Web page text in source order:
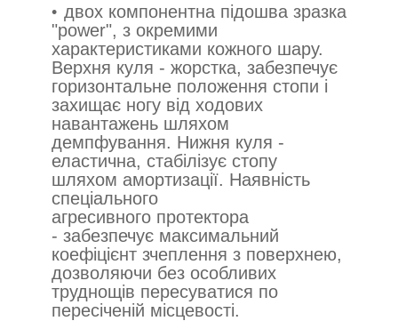
двох компонентна підошва зразка
"power", з окремими
характеристиками кожного шару.
Верхня куля - жорстка, забезпечує
горизонтальне положення стопи і
захищає ногу від ходових
навантажень шляхом
демпфування. Нижня куля -
еластична, стабілізує стопу
шляхом амортизації. Наявність
спеціального
агресивного протектора
- забезпечує максимальний
коефіцієнт зчеплення з поверхнею,
дозволяючи без особливих
труднощів пересуватися по
пересіченій місцевості.